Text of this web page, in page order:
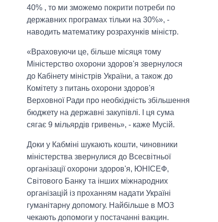
40% , то ми зможемо покрити потреби по
державних програмах тільки на 30%», -
наводить математику розрахунків міністр.
«Враховуючи це, більше місяця тому
Міністерство охорони здоров'я звернулося
до Кабінету міністрів України, а також до
Комітету з питань охорони здоров'я
Верховної Ради про необхідність збільшення
бюджету на державні закупівлі. І ця сума
сягає 9 мільярдів гривень», - каже Мусій.
Доки у Кабміні шукають кошти, чиновники
міністерства звернулися до Всесвітньої
організації охорони здоров'я, ЮНІСЕФ,
Світового Банку та інших міжнародних
організацій із проханням надати Україні
гуманітарну допомогу. Найбільше в МОЗ
чекають допомоги у постачанні вакцин.